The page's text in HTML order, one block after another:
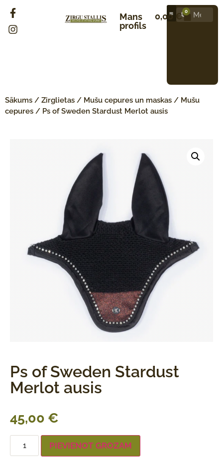
Mans
profils
0,00 € 0
Sākums / Zirglietas / Mušu cepures un maskas / Mušu
cepures / Ps of Sweden Stardust Merlot ausis
Ps of Sweden Stardust
Merlot ausis
45,00 €
PIEVIENOT GROZAM